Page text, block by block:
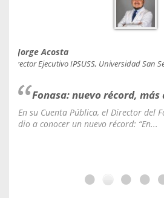
Jorge Acosta
Director Ejecutivo IPSUSS, Universidad San
Fonasa: nuevo récord, más
En su Cuenta Pública, el Director del
dio a conocer un nuevo récord: “En...